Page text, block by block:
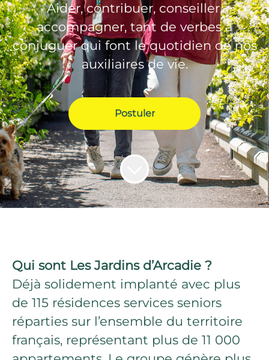
Aider, contribuer, conseiller,
accompagner, tant de verbes à
conjuguer qui font le quotidien de nos
auxiliaires de vie.
Postuler
Qui sont Les Jardins d’Arcadie ?
Déjà solidement implanté avec plus
de 115 résidences services seniors
réparties sur l’ensemble du territoire
français, représentant plus de 11 000